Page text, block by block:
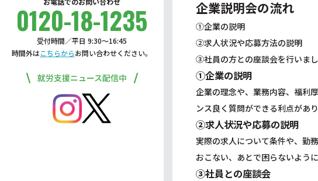
0120-18-1235
受付時間／平日 9:30〜16:45
時間外はこちらからお問い合わせください。
就労支援ニュース配信中
企業説明会の流れ
①企業の説明
②求人状況や応募方法の説明
③社員の方との座談会を行いま
①企業の説明
企業の理念や、業務内容、福利
ンス良く質問ができる利点があ
②求人状況や応募の説明
実際の求人について条件や、勤
おこない、あとで困らないよう
③社員との座談会